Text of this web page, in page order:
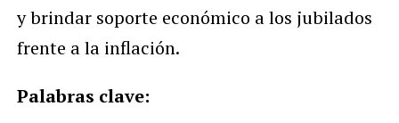
y brindar soporte económico a los jubilados
frente a la inflación.
Palabras clave: